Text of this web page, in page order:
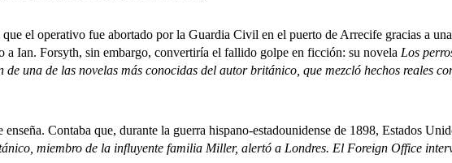
el operativo fue abortado por la Guardia Civil en el puerto de Arrecife gracias a
Ian. Forsyth, sin embargo, convertiría el fallido golpe en ficción: su novela Los
de una de las novelas más conocidas del autor británico, que mezcló hechos reales
Contaba que, durante la guerra hispano-estadounidense de 1898, Estados
miembro de la influyente familia Miller, alertó a Londres. El Foreign Office